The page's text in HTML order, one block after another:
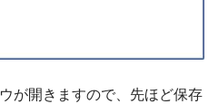
が開きますので、先ほど保存